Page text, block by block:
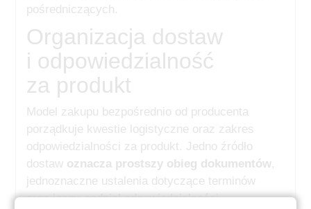
pośredniczących.
Organizacja dostaw
i odpowiedzialność
za produkt
Model zakupu bezpośrednio od producenta
porządkuje kwestie logistyczne oraz zakres
odpowiedzialności za produkt. Jedno źródło
dostaw oznacza prostszy obieg dokumentów,
jednoznaczne ustalenia dotyczące terminów
oraz jasny podział odpowiedzialności